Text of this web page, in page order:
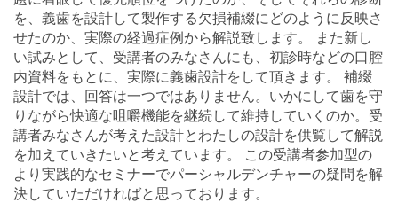
を、義歯を設計して製作する欠損補綴にどのように反映さ
せたのか、実際の経過症例から解説致します。 また新し
い試みとして、受講者のみなさんにも、初診時などの口腔
内資料をもとに、実際に義歯設計をして頂きます。 補綴
設計では、回答は一つではありません。いかにして歯を守
りながら快適な咀嚼機能を継続して維持していくのか。受
講者みなさんが考えた設計とわたしの設計を供覧して解説
を加えていきたいと考えています。 この受講者参加型の
より実践的なセミナーでパーシャルデンチャーの疑問を解
決していただければと思っております。